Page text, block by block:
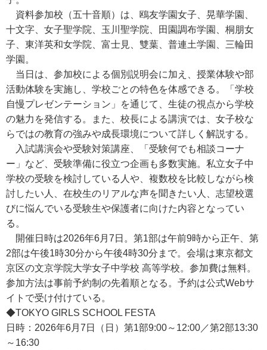
資料参加校（五十音順）は、鴎友学園女子、晃華学園、
十文字、女子聖学院、玉川聖学院、田園調布学園、桐朋女
子、東洋英和女学院、富士見、雙葉、普連土学園、三輪田
学園。
当日は、参加校による個別説明会に加え、授業体験や部
活動体験を実施し、学校ごとの特色を体感できる。「学校
自慢プレゼンテーション」を通じて、生徒の視点から学校
の魅力を発信する。また、校長による講演では、女子校な
らではの教育の強みや成長環境について詳しく解説する。
入試講演会や受験対策講座、「受験何でも相談コーナ
ー」など、受験準備に役立つ企画も多数実施。私立女子中
学校の受験を検討している人や、複数校を比較しながら検
討したい人、在校生のリアルな声を聞きたい人、志望校選
びに悩んでいる受験生や保護者に向けた内容となってい
る。
開催日時は2026年6月7日。第1部は午前9時から正午、第
2部は午後1時30分から午後4時30分まで。会場は東京都文
京区の文京学院大学女子中学校 高等学校。参加費は無料。
参加方法は事前予約制の先着順となる。予約は公式Webサ
イトで受け付けている。
◆TOKYO GIRLS SCHOOL FESTA
日時：2026年6月7日（日）第1部9:00～12:00／第2部13:30
～16:30